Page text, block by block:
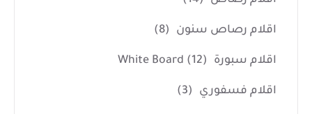
اقلام رصاص سنون (8)
اقلام سبورة White Board (12)
اقلام فسفوري (3)